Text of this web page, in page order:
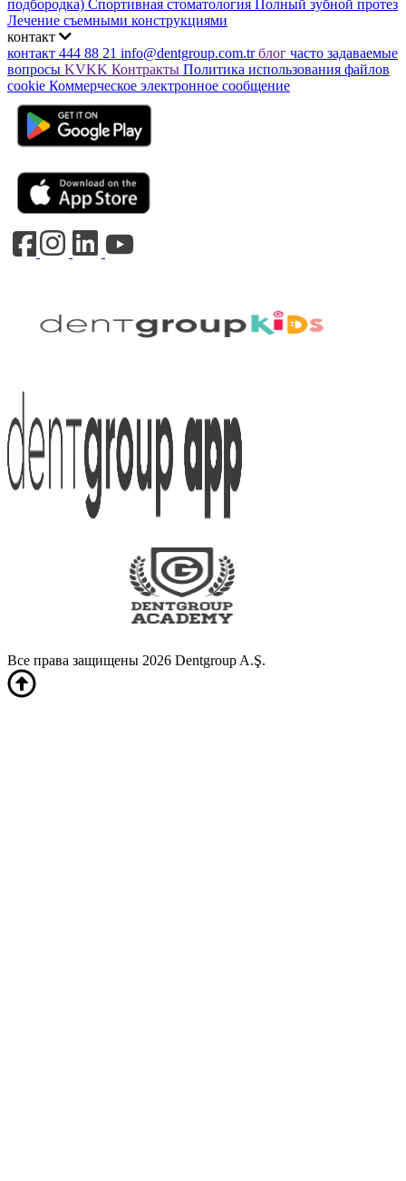
подбородка) Спортивная стоматология
Полный зубной протез
Лечение съемными конструкциями
контакт
контакт 444 88 21 info@dentgroup.com.tr блог часто задаваемые
вопросы KVKK Контракты Политика использования файлов
cookie Коммерческое электронное сообщение
Все права защищены 2026 Dentgroup A.Ş.